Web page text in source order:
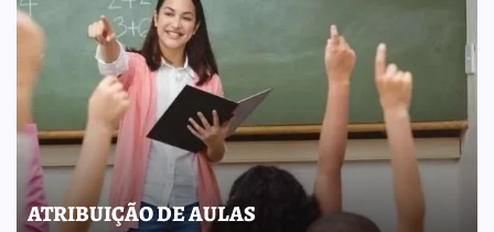
BOLETIM INFORMATIVO 238